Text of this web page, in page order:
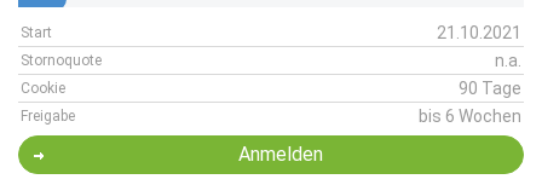
Start 21.10.2021
Stornoquote n.a.
Cookie 90 Tage
Freigabe bis 6 Wochen
Anmelden